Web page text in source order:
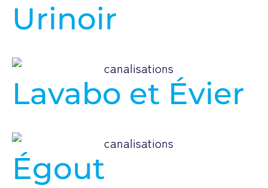
Urinoir
Lavabo et Évier
Égout